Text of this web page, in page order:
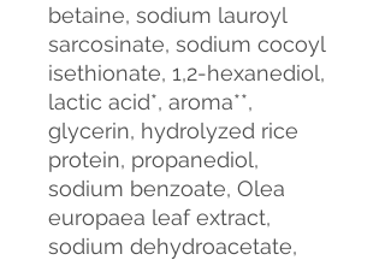
betaine, sodium lauroyl
sarcosinate, sodium cocoyl
isethionate, 1,2-hexanediol,
lactic acid*, aroma**,
glycerin, hydrolyzed rice
protein, propanediol,
sodium benzoate, Olea
europaea leaf extract,
sodium dehydroacetate,